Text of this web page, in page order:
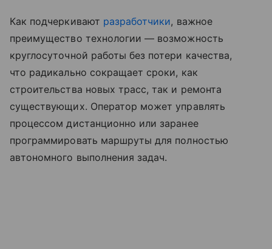
Как подчеркивают разработчики, важное
преимущество технологии — возможность
круглосуточной работы без потери качества,
что радикально сокращает сроки, как
строительства новых трасс, так и ремонта
существующих. Оператор может управлять
процессом дистанционно или заранее
программировать маршруты для полностью
автономного выполнения задач.